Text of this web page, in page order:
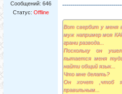
Сообщений: 646
Статус: Offline
Вот свербит у меня
муж например моя
грани развода...
Поскольку он
пытается меня
найти общий язык...
Что мне делать?
Он хочет ,чтоб
правильным...